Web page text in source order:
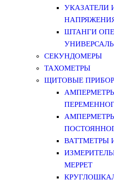
УКАЗАТЕЛИ
ШТАНГИ
СЕКУНДОМЕРЫ
ТАХОМЕТРЫ
ЩИТОВЫЕ
ВАТТМЕТРЫ
МЕРРЕТ